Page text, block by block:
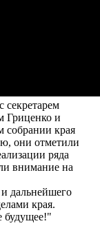
секретарем
Гриценко и
собрании края
они отметили
ряда
внимание на
дальнейшего
края.
будущее!"